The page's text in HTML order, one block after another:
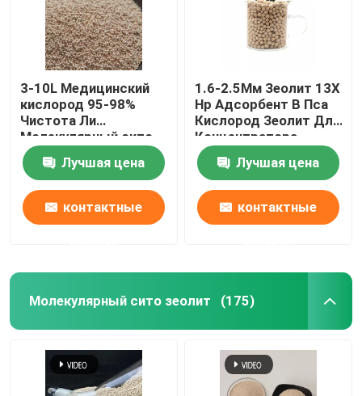
Сот керамический
Химические вспомогательные агенты
3-10L Медицинский
кислород 95-98%
Чистота Ли
Молекулярный сито
LIX Зеолит 13X Литий
Зеолит кислород Для
концентратора
кислорода
Лучшая цена
контактные
1.6-2.5Мм Зеолит 13X
Hp Адсорбент В Пса
Кислород Зеолит Для
Концентратора
Кислорода
Лучшая цена
контактные
Молекулярный сито зеолит (175)